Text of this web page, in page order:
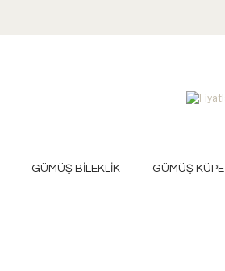
GÜMÜŞ BİLEKLİK GÜMÜŞ KÜPE